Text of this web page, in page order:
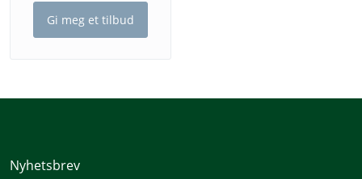
Gi meg et tilbud
Nyhetsbrev